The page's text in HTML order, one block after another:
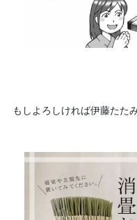
もしよろしければ伊藤たた